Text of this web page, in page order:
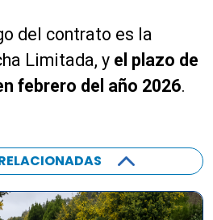
del contrato es la
Limitada, y el plazo de
febrero del año 2026.